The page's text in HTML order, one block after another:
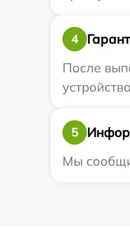
4
После
5
Мы